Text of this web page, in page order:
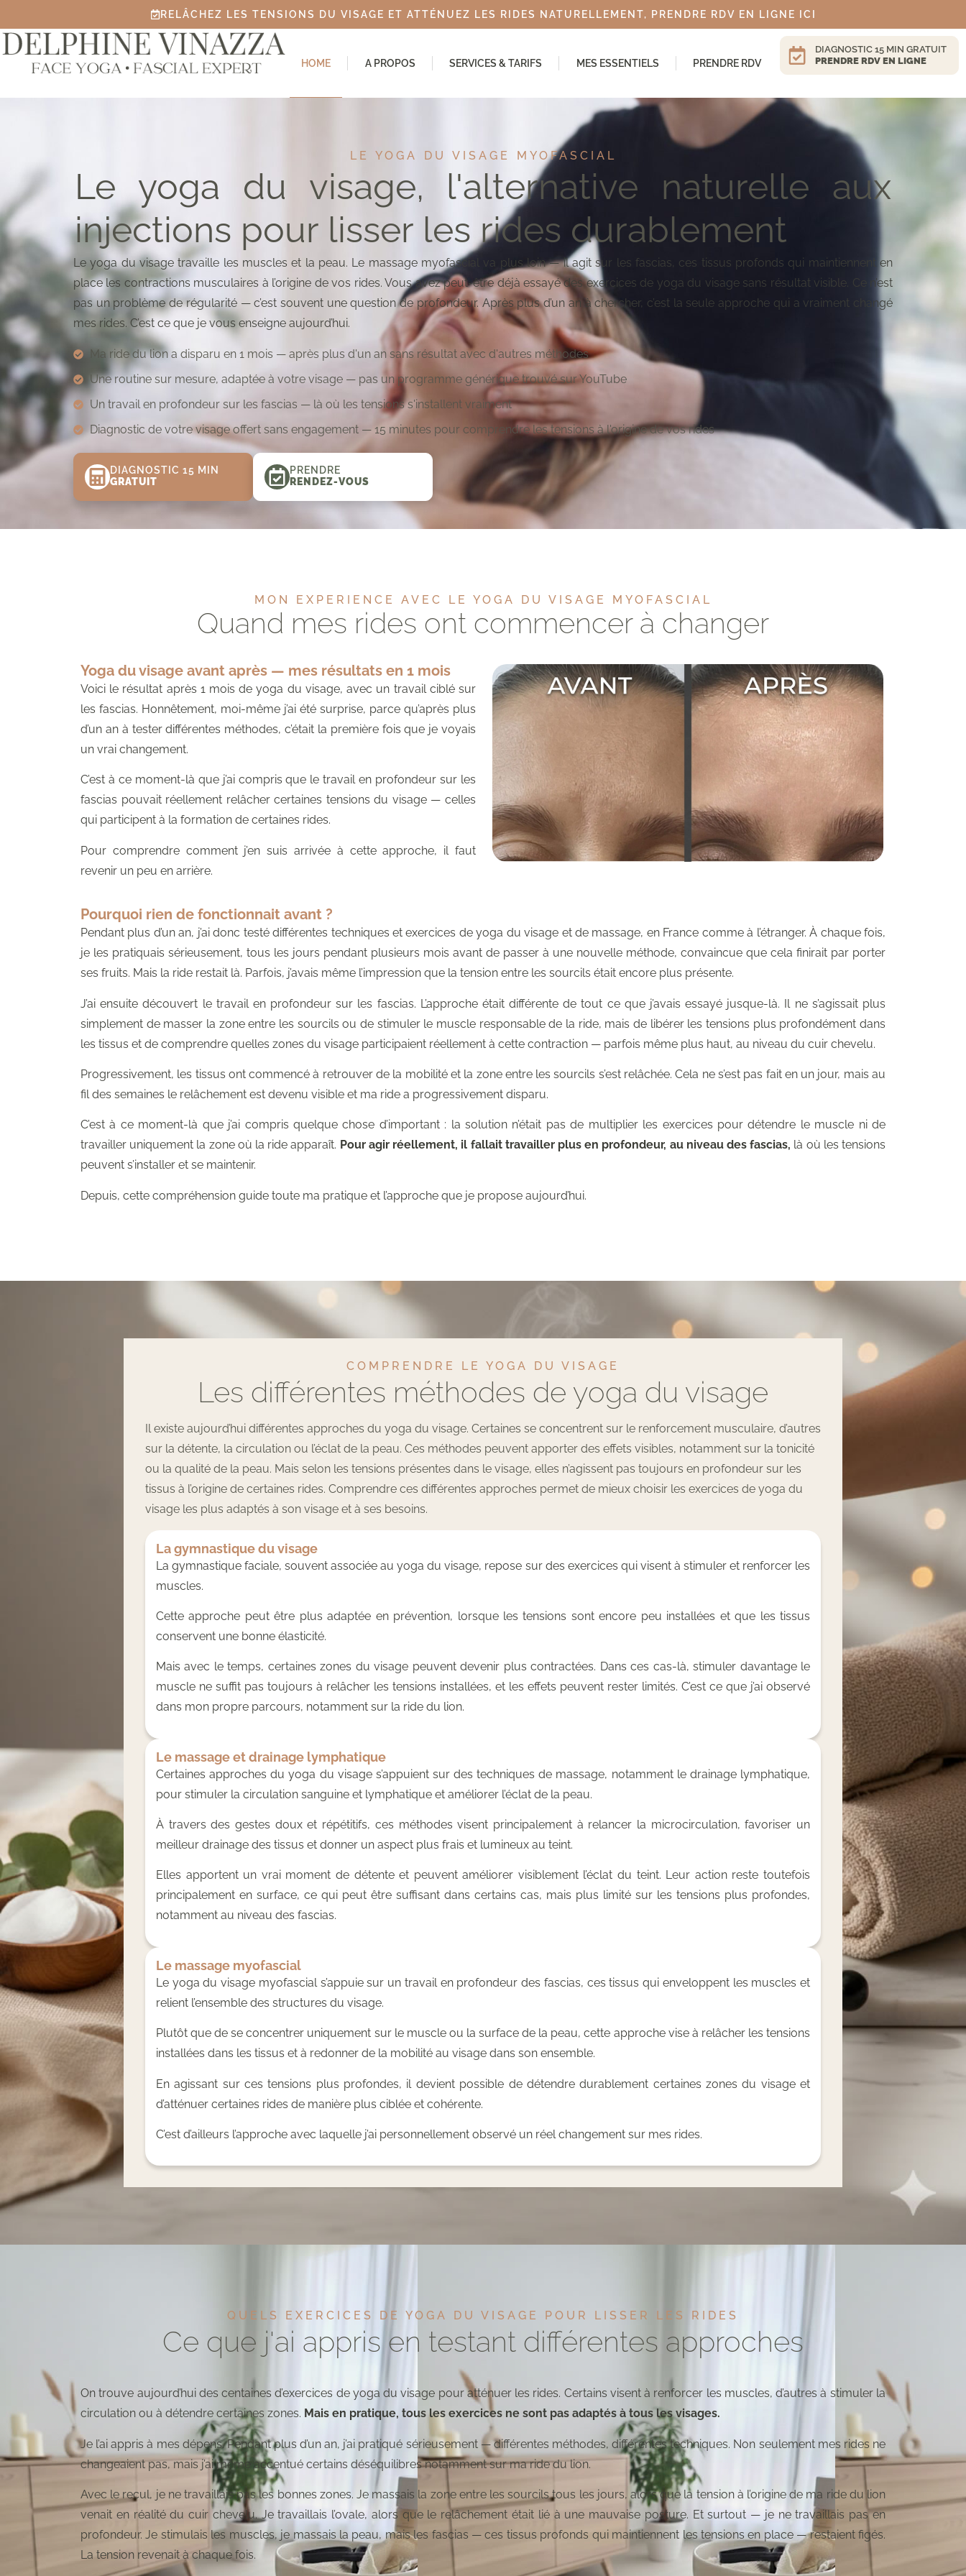
RELÂCHEZ LES TENSIONS DU VISAGE ET ATTÉNUEZ LES RIDES NATURELLEMENT, PRENDRE RDV EN LIGNE ICI
HOME A PROPOS SERVICES & TARIFS MES ESSENTIELS PRENDRE RDV
DIAGNOSTIC 15 MIN GRATUIT
PRENDRE RDV EN LIGNE
LE YOGA DU VISAGE MYOFASCIAL
Le yoga du visage, l'alternative naturelle aux
injections pour lisser les rides durablement
Le yoga du visage travaille les muscles et la peau. Le massage myofascial va plus loin — il agit sur les fascias, ces tissus profonds qui maintiennent en
place les contractions musculaires à l’origine de vos rides. Vous avez peut-être déjà essayé des exercices de yoga du visage sans résultat visible. Ce n’est
pas un problème de régularité — c’est souvent une question de profondeur. Après plus d’un an à chercher, c’est la seule approche qui a vraiment changé
mes rides. C’est ce que je vous enseigne aujourd’hui.
Ma ride du lion a disparu en 1 mois — après plus d'un an sans résultat avec d'autres méthodes
Une routine sur mesure, adaptée à votre visage — pas un programme générique trouvé sur YouTube
Un travail en profondeur sur les fascias — là où les tensions s'installent vraiment
Diagnostic de votre visage offert sans engagement — 15 minutes pour comprendre les tensions à l'origine de vos rides
DIAGNOSTIC 15 MIN
GRATUIT
PRENDRE
RENDEZ-VOUS
MON EXPERIENCE AVEC LE YOGA DU VISAGE MYOFASCIAL
Quand mes rides ont commencer à changer
Yoga du visage avant après — mes résultats en 1 mois
Voici le résultat après 1 mois de yoga du visage, avec un travail ciblé sur
les fascias. Honnêtement, moi-même j’ai été surprise, parce qu’après plus
d’un an à tester différentes méthodes, c’était la première fois que je voyais
un vrai changement.
C’est à ce moment-là que j’ai compris que le travail en profondeur sur les
fascias pouvait réellement relâcher certaines tensions du visage — celles
qui participent à la formation de certaines rides.
Pour comprendre comment j’en suis arrivée à cette approche, il faut
revenir un peu en arrière.
Pourquoi rien de fonctionnait avant ?
Pendant plus d’un an, j’ai donc testé différentes techniques et exercices de yoga du visage et de massage, en France comme à l’étranger. À chaque fois,
je les pratiquais sérieusement, tous les jours pendant plusieurs mois avant de passer à une nouvelle méthode, convaincue que cela finirait par porter
ses fruits. Mais la ride restait là. Parfois, j’avais même l’impression que la tension entre les sourcils était encore plus présente.
J’ai ensuite découvert le travail en profondeur sur les fascias. L’approche était différente de tout ce que j’avais essayé jusque-là. Il ne s’agissait plus
simplement de masser la zone entre les sourcils ou de stimuler le muscle responsable de la ride, mais de libérer les tensions plus profondément dans
les tissus et de comprendre quelles zones du visage participaient réellement à cette contraction — parfois même plus haut, au niveau du cuir chevelu.
Progressivement, les tissus ont commencé à retrouver de la mobilité et la zone entre les sourcils s’est relâchée. Cela ne s’est pas fait en un jour, mais au
fil des semaines le relâchement est devenu visible et ma ride a progressivement disparu.
C’est à ce moment-là que j’ai compris quelque chose d’important : la solution n’était pas de multiplier les exercices pour détendre le muscle ni de
travailler uniquement la zone où la ride apparaît. Pour agir réellement, il fallait travailler plus en profondeur, au niveau des fascias, là où les tensions
peuvent s’installer et se maintenir.
Depuis, cette compréhension guide toute ma pratique et l’approche que je propose aujourd’hui.
COMPRENDRE LE YOGA DU VISAGE
Les différentes méthodes de yoga du visage
Il existe aujourd’hui différentes approches du yoga du visage. Certaines se concentrent sur le renforcement musculaire, d’autres
sur la détente, la circulation ou l’éclat de la peau. Ces méthodes peuvent apporter des effets visibles, notamment sur la tonicité
ou la qualité de la peau. Mais selon les tensions présentes dans le visage, elles n’agissent pas toujours en profondeur sur les
tissus à l’origine de certaines rides. Comprendre ces différentes approches permet de mieux choisir les exercices de yoga du
visage les plus adaptés à son visage et à ses besoins.
La gymnastique du visage
La gymnastique faciale, souvent associée au yoga du visage, repose sur des exercices qui visent à stimuler et renforcer les
muscles.
Cette approche peut être plus adaptée en prévention, lorsque les tensions sont encore peu installées et que les tissus
conservent une bonne élasticité.
Mais avec le temps, certaines zones du visage peuvent devenir plus contractées. Dans ces cas-là, stimuler davantage le
muscle ne suffit pas toujours à relâcher les tensions installées, et les effets peuvent rester limités. C’est ce que j’ai observé
dans mon propre parcours, notamment sur la ride du lion.
Le massage et drainage lymphatique
Certaines approches du yoga du visage s’appuient sur des techniques de massage, notamment le drainage lymphatique,
pour stimuler la circulation sanguine et lymphatique et améliorer l’éclat de la peau.
À travers des gestes doux et répétitifs, ces méthodes visent principalement à relancer la microcirculation, favoriser un
meilleur drainage des tissus et donner un aspect plus frais et lumineux au teint.
Elles apportent un vrai moment de détente et peuvent améliorer visiblement l’éclat du teint. Leur action reste toutefois
principalement en surface, ce qui peut être suffisant dans certains cas, mais plus limité sur les tensions plus profondes,
notamment au niveau des fascias.
Le massage myofascial
Le yoga du visage myofascial s’appuie sur un travail en profondeur des fascias, ces tissus qui enveloppent les muscles et
relient l’ensemble des structures du visage.
Plutôt que de se concentrer uniquement sur le muscle ou la surface de la peau, cette approche vise à relâcher les tensions
installées dans les tissus et à redonner de la mobilité au visage dans son ensemble.
En agissant sur ces tensions plus profondes, il devient possible de détendre durablement certaines zones du visage et
d’atténuer certaines rides de manière plus ciblée et cohérente.
C’est d’ailleurs l’approche avec laquelle j’ai personnellement observé un réel changement sur mes rides.
QUELS EXERCICES DE YOGA DU VISAGE POUR LISSER LES RIDES
Ce que j'ai appris en testant différentes approches
On trouve aujourd’hui des centaines d’exercices de yoga du visage pour atténuer les rides. Certains visent à renforcer les muscles, d’autres à stimuler la
circulation ou à détendre certaines zones. Mais en pratique, tous les exercices ne sont pas adaptés à tous les visages.
Je l’ai appris à mes dépens. Pendant plus d’un an, j’ai pratiqué sérieusement — différentes méthodes, différentes techniques. Non seulement mes rides ne
changeaient pas, mais j’ai même accentué certains déséquilibres notamment sur ma ride du lion.
Avec le recul, je ne travaillais pas les bonnes zones. Je massais la zone entre les sourcils tous les jours, alors que la tension à l’origine de ma ride du lion
venait en réalité du cuir chevelu. Je travaillais l’ovale, alors que le relâchement était lié à une mauvaise posture. Et surtout — je ne travaillais pas en
profondeur. Je stimulais les muscles, je massais la peau, mais les fascias — ces tissus profonds qui maintiennent les tensions en place — restaient figés.
La tension revenait à chaque fois.